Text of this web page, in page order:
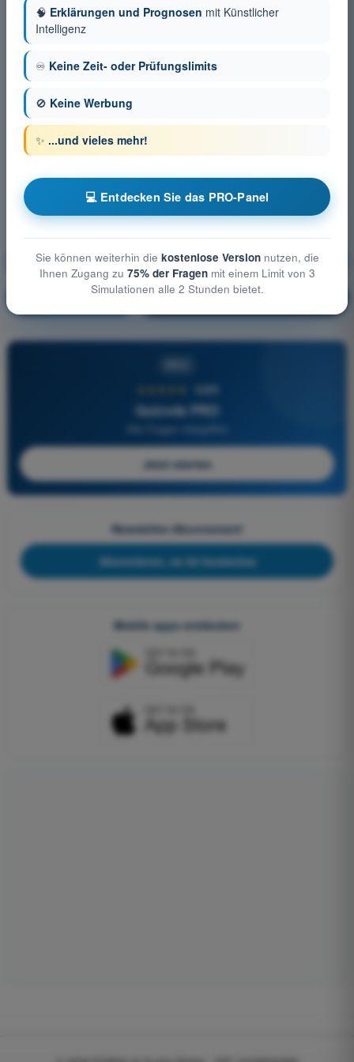
Grundlagen des Fliegens (Heißluftballon)
Ausbildung! 🔒 Erläuterung der Frage
4,6/5
Quizvds PRO
Alle Fragen inbegriffen
Jetzt starten
Newsletter-Abonnement
Abonnieren, es ist kostenlos
Mobile apps entdecken
🧠 Erklärungen und Prognosen mit Künstlicher
Intelligenz
♾️ Keine Zeit- oder Prüfungslimits
🚫 Keine Werbung
✨ ...und vieles mehr!
💻 Entdecken Sie das PRO-Panel
Sie können weiterhin die kostenlose Versionnutzen, die
Ihnen Zugang zu 75% der Fragenmit einem Limit von 3
Simulationen alle 2 Stunden bietet.